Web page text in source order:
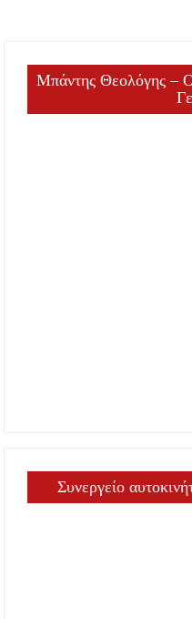
Μπάντης Θεολόγης –
Συνεργείο